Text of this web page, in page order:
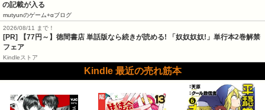
の記載が入る
mutyunのゲーム+αブログ
2026/08/11 まで！
[PR] 【77円～】徳間書店 単話版なら続きが読める! 「奴奴奴奴!」単行本2巻解禁
フェア
Kindleストア
Kindle 最近の売れ筋本